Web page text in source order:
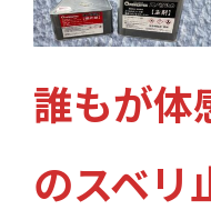
誰もが体
のスベリ